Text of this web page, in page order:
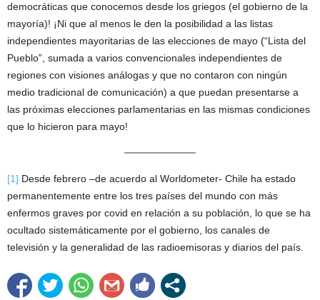
democráticas que conocemos desde los griegos (el gobierno de la
mayoría)! ¡Ni que al menos le den la posibilidad a las listas
independientes mayoritarias de las elecciones de mayo (“Lista del
Pueblo”, sumada a varios convencionales independientes de
regiones con visiones análogas y que no contaron con ningún
medio tradicional de comunicación) a que puedan presentarse a
las próximas elecciones parlamentarias en las mismas condiciones
que lo hicieron para mayo!
[1] Desde febrero –de acuerdo al Worldometer- Chile ha estado
permanentemente entre los tres países del mundo con más
enfermos graves por covid en relación a su población, lo que se ha
ocultado sistemáticamente por el gobierno, los canales de
televisión y la generalidad de las radioemisoras y diarios del país.